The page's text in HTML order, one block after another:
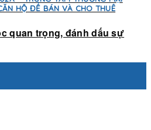
HỘ ĐỂ BÁN VÀ CHO THUÊ
quan trọng, đánh dấu sự